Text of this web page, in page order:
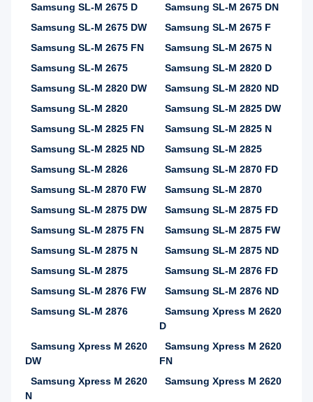
Samsung SL-M 2675 D
Samsung SL-M 2675 DN
Samsung SL-M 2675 DW
Samsung SL-M 2675 F
Samsung SL-M 2675 FN
Samsung SL-M 2675 N
Samsung SL-M 2675
Samsung SL-M 2820 D
Samsung SL-M 2820 DW
Samsung SL-M 2820 ND
Samsung SL-M 2820
Samsung SL-M 2825 DW
Samsung SL-M 2825 FN
Samsung SL-M 2825 N
Samsung SL-M 2825 ND
Samsung SL-M 2825
Samsung SL-M 2826
Samsung SL-M 2870 FD
Samsung SL-M 2870 FW
Samsung SL-M 2870
Samsung SL-M 2875 DW
Samsung SL-M 2875 FD
Samsung SL-M 2875 FN
Samsung SL-M 2875 FW
Samsung SL-M 2875 N
Samsung SL-M 2875 ND
Samsung SL-M 2875
Samsung SL-M 2876 FD
Samsung SL-M 2876 FW
Samsung SL-M 2876 ND
Samsung SL-M 2876
Samsung Xpress M 2620
D
Samsung Xpress M 2620
DW
Samsung Xpress M 2620
FN
Samsung Xpress M 2620
N
Samsung Xpress M 2620